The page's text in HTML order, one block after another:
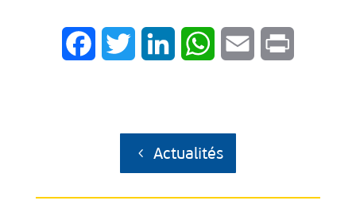
FacebookTwitter LinkedIn WhatsAppEmail
Actualités